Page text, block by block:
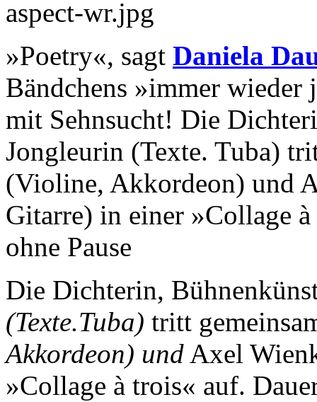
»Poetry«, sagt Daniela
Bändchens »immer wieder
mit Sehnsucht! Die
Jongleurin (Texte. Tuba)
(Violine, Akkordeon) und
Gitarre) in einer »Collage
ohne Pause
Die Dichterin,
(Texte.Tuba) tritt
Akkordeon) und Axel
»Collage à trois« auf.